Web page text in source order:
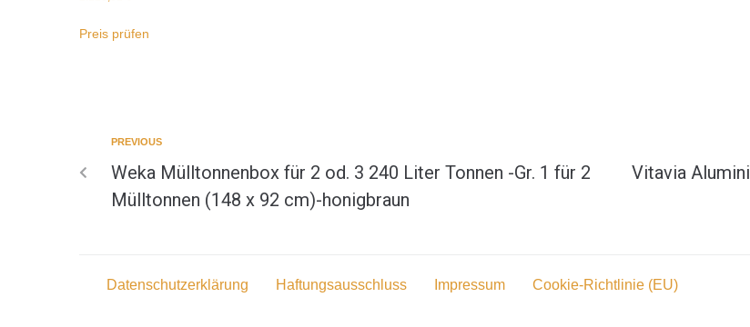
Preis prüfen
PREVIOUS
Weka Mülltonnenbox für 2 od. 3 240 Liter Tonnen -Gr. 1 für 2
Mülltonnen (148 x 92 cm)-honigbraun
Vitavia
Datenschutzerklärung Haftungsausschluss Impressum Cookie-Richtlinie (EU)